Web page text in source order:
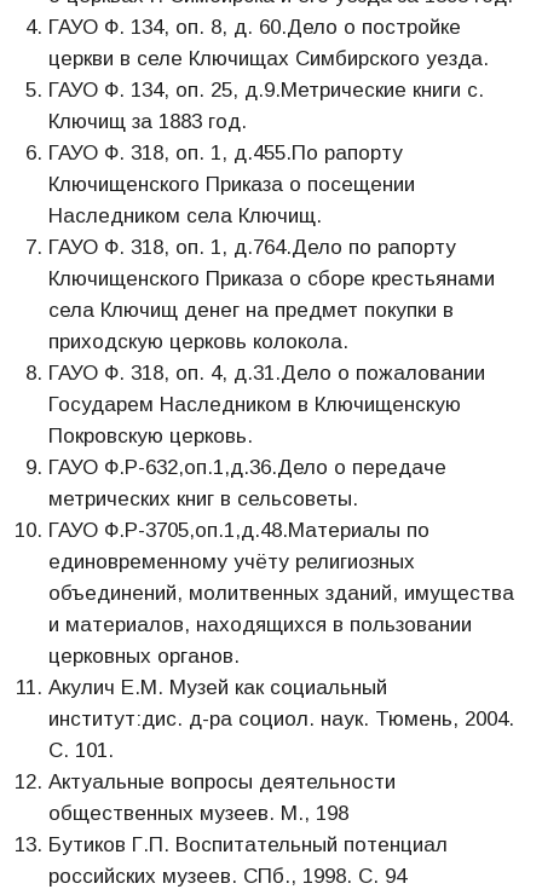
ГАУО Ф. 134, оп. 8, д. 60.Дело о постройке
церкви в селе Ключищах Симбирского уезда.
ГАУО Ф. 134, оп. 25, д.9.Метрические книги с.
Ключищ за 1883 год.
ГАУО Ф. 318, оп. 1, д.455.По рапорту
Ключищенского Приказа о посещении
Наследником села Ключищ.
ГАУО Ф. 318, оп. 1, д.764.Дело по рапорту
Ключищенского Приказа о сборе крестьянами
села Ключищ денег на предмет покупки в
приходскую церковь колокола.
ГАУО Ф. 318, оп. 4, д.31.Дело о пожаловании
Государем Наследником в Ключищенскую
Покровскую церковь.
ГАУО Ф.Р-632,оп.1,д.36.Дело о передаче
метрических книг в сельсоветы.
ГАУО Ф.Р-3705,оп.1,д.48.Материалы по
единовременному учёту религиозных
объединений, молитвенных зданий, имущества
и материалов, находящихся в пользовании
церковных органов.
Акулич Е.М. Музей как социальный
институт:дис. д-ра социол. наук. Тюмень, 2004.
С. 101.
Актуальные вопросы деятельности
общественных музеев. М., 198
Бутиков Г.П. Воспитательный потенциал
российских музеев. СПб., 1998. С. 94